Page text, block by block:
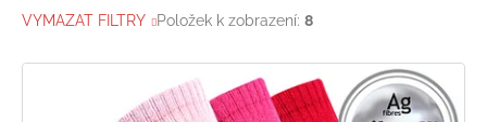
VYMAZAT FILTRY Položek k zobrazení: 8
V